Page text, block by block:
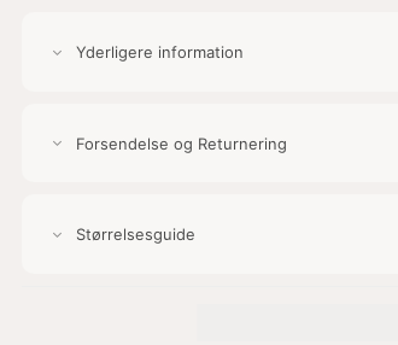
Yderligere information
Forsendelse og Returnering
Størrelsesguide